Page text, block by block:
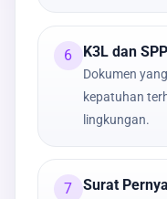
6 K3L dan
Dokumen
kepatuhan
lingkungan.
7 Surat